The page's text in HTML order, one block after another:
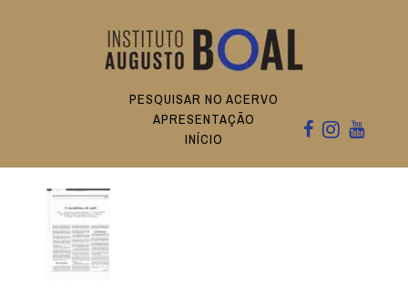
PESQUISAR NO ACERVO
APRESENTAÇÃO
INÍCIO